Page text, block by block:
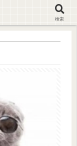
▶確認する◀
検索